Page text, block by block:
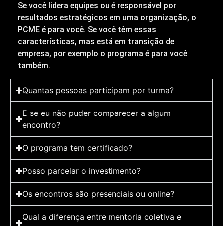
Se você lidera equipes ou é responsável por
resultados estratégicos em uma organização, o
PCME é para você. Se você têm essas
características, mas está em transição de
empresa, por exemplo o programa é para você
também.
Quantas pessoas participam por turma?
E se eu não puder comparecer a algum
encontro?
O programa tem certificado?
Posso parcelar o investimento?
Os encontros são presenciais ou online?
Qual a diferença entre mentoria coletiva e